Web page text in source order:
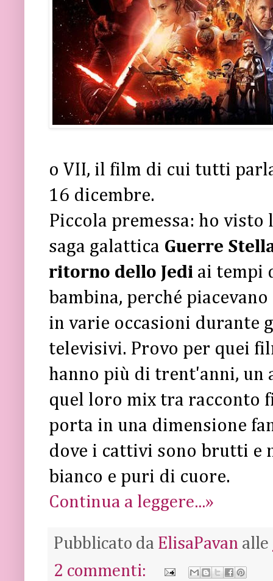
o VII, il film di cui tutti
16 dicembre.
Piccola premessa: ho
saga galattica Guerre
ritorno dello Jedi ai tempi
bambina, perché
in varie occasioni durante
televisivi. Provo per quei
hanno più di trent'anni, un
quel loro mix tra racconto
porta in una dimensione
dove i cattivi sono brutti e
bianco e puri di cuore.
Continua a leggere...»
Pubblicato da ElisaPavan alle
2 commenti: